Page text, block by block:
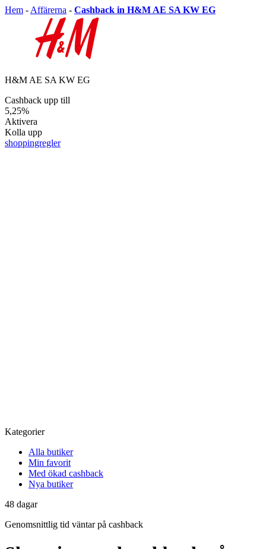
Hem - Affärerna - Cashback in H&M AE SA KW EG
H&M AE SA KW EG
Cashback upp till
5,25%
Aktivera
Kolla upp
shoppingregler
Kategorier
Alla butiker
Min favorit
Med ökad cashback
Nya butiker
48 dagar
Genomsnittlig tid väntar på cashback